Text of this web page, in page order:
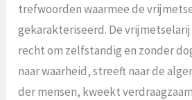
trefwoorden waarmee de
gekarakteriseerd. De
recht om zelfstandig en zonder
naar waarheid, streeft naar de
der mensen, kweekt